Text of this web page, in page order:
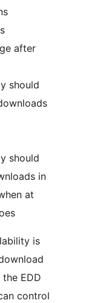
after
should
should
in
at
is
EDD
control